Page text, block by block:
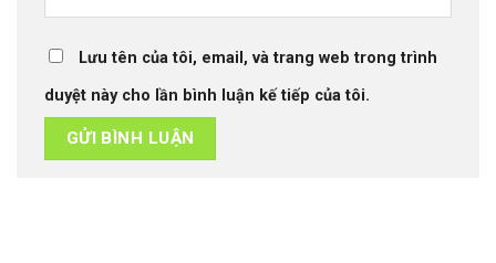
Lưu tên của tôi, email, và trang web trong trình
duyệt này cho lần bình luận kế tiếp của tôi.